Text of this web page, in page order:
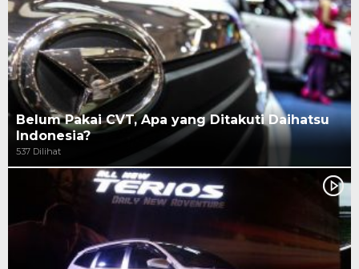
Belum Pakai CVT, Apa yang Ditakuti Daihatsu
Indonesia?
537 Dilihat